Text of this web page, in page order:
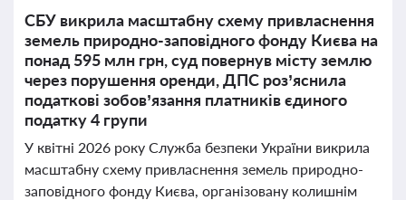
СБУ викрила масштабну схему привласнення
земель природно-заповідного фонду Києва на
понад 595 млн грн, суд повернув місту землю
через порушення оренди, ДПС роз’яснила
податкові зобов’язання платників єдиного
податку 4 групи
У квітні 2026 року Служба безпеки України викрила
масштабну схему привласнення земель природно-
заповідного фонду Києва, організовану колишнім